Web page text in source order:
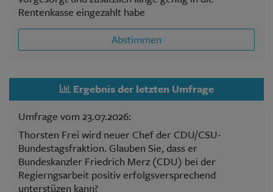
Rentenkasse eingezahlt habe
Abstimmen
Ergebnis der letzten Umfrage
Umfrage vom 23.07.2026:
Thorsten Frei wird neuer Chef der CDU/CSU-
Bundestagsfraktion. Glauben Sie, dass er
Bundeskanzler Friedrich Merz (CDU) bei der
Regierngsarbeit positiv erfolgsversprechend
unterstüzen kann?